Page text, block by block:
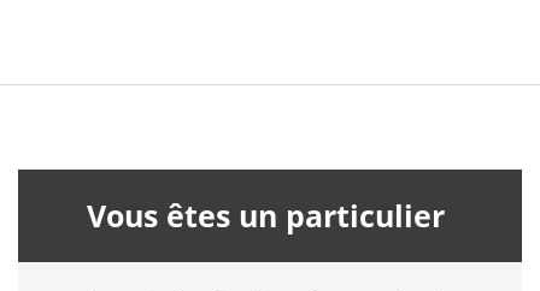
Vous êtes un particulier